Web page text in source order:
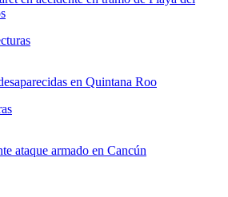
en Quintana Roo
ataque armado en Cancún